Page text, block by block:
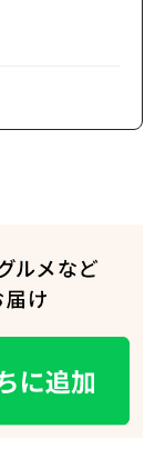
#深井駅 #ランチ